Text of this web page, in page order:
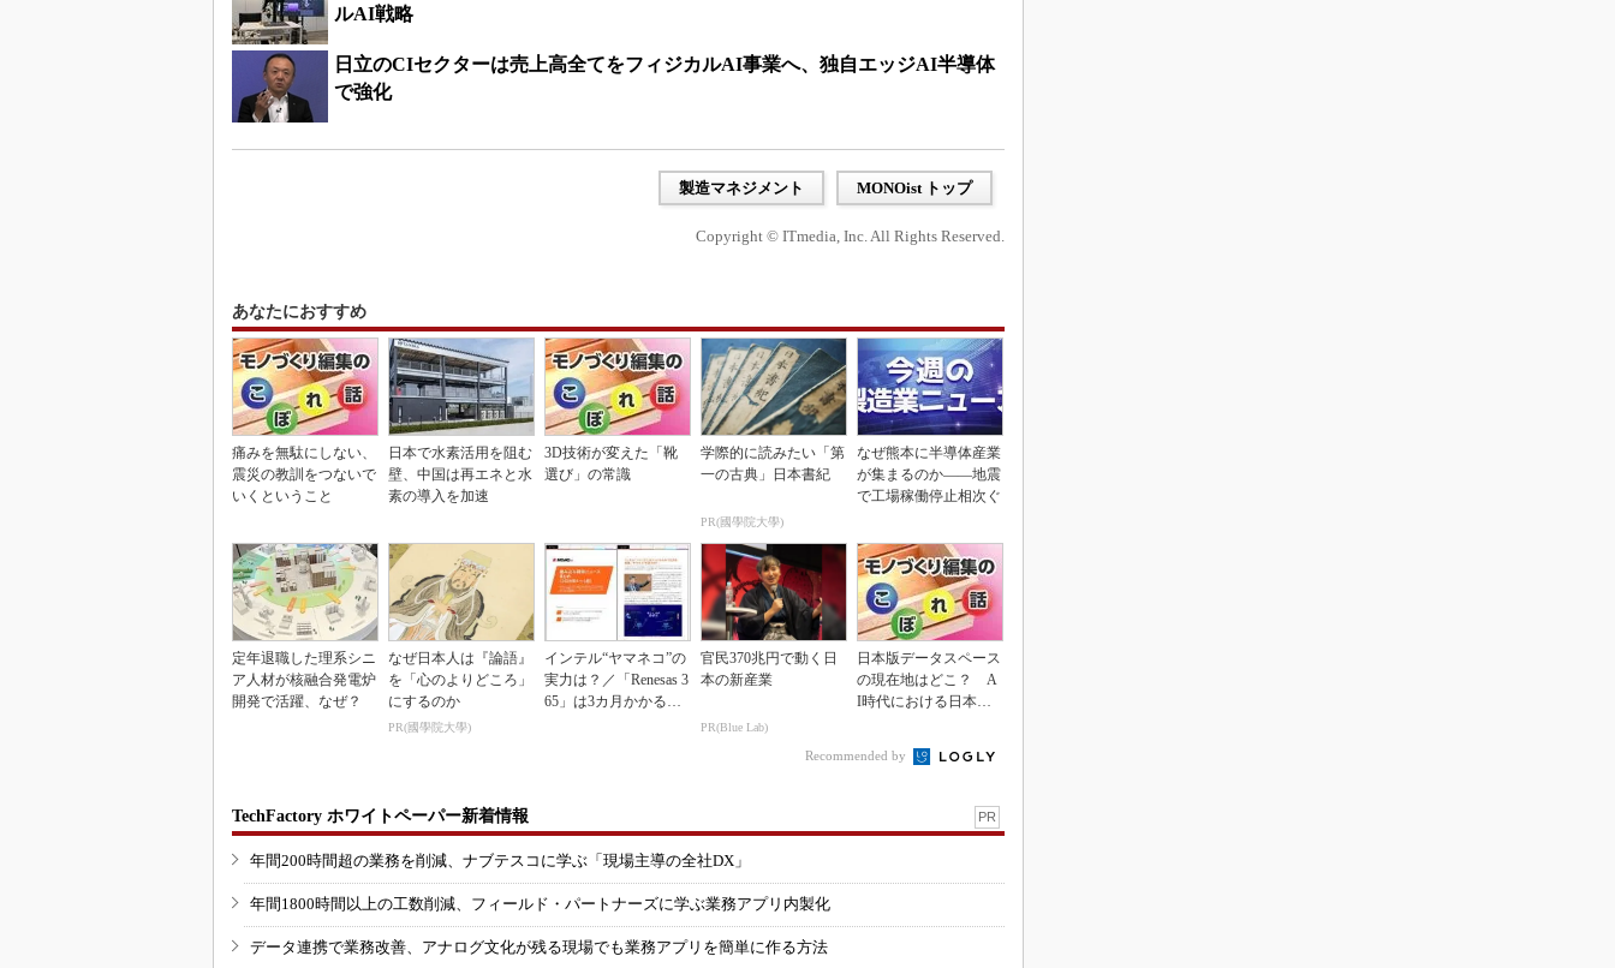
ルAI戦略
日立のCIセクターは売上高全てをフィジカルAI事業へ、独自エッジAI半導体
で強化
製造マネジメント MONOist トップ
Copyright © ITmedia, Inc. All Rights Reserved.
あなたにおすすめ
痛みを無駄にしない、
震災の教訓をつないで
いくということ
日本で水素活用を阻む
壁、中国は再エネと水
素の導入を加速
3D技術が変えた「靴
選び」の常識
学際的に読みたい「第
一の古典」日本書紀
PR(國學院大學)
なぜ熊本に半導体産業
が集まるのか――地震
で工場稼働停止相次ぐ
定年退職した理系シニ
ア人材が核融合発電炉
開発で活躍、なぜ？
なぜ日本人は『論語』
を「心のよりどころ」
にするのか
PR(國學院大學)
インテル“ヤマネコ”の
実力は？／「Renesas 3
65」は3カ月かかる作
官民370兆円で動く日
本の新産業
PR(Blue Lab)
日本版データスペース
の現在地はどこ？ A
I時代における日本の
Recommended by
TechFactory ホワイトペーパー新着情報 PR
年間200時間超の業務を削減、ナブテスコに学ぶ「現場主導の全社DX」
年間1800時間以上の工数削減、フィールド・パートナーズに学ぶ業務アプリ内製化
データ連携で業務改善、アナログ文化が残る現場でも業務アプリを簡単に作る方法